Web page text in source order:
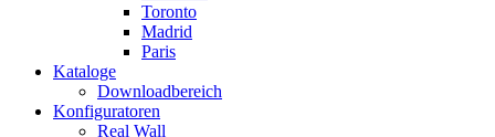
Toronto
Madrid
Paris
Kataloge
Downloadbereich
Konfiguratoren
Real Wall